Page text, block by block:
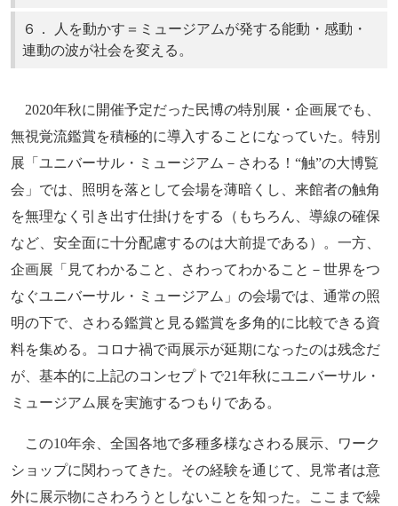
６． 人を動かす＝ミュージアムが発する能動・感動・
連動の波が社会を変える。
2020年秋に開催予定だった民博の特別展・企画展でも、
無視覚流鑑賞を積極的に導入することになっていた。特別
展「ユニバーサル・ミュージアム－さわる！“触”の大博覧
会」では、照明を落として会場を薄暗くし、来館者の触角
を無理なく引き出す仕掛けをする（もちろん、導線の確保
など、安全面に十分配慮するのは大前提である）。一方、
企画展「見てわかること、さわってわかること－世界をつ
なぐユニバーサル・ミュージアム」の会場では、通常の照
明の下で、さわる鑑賞と見る鑑賞を多角的に比較できる資
料を集める。コロナ禍で両展示が延期になったのは残念だ
が、基本的に上記のコンセプトで21年秋にユニバーサル・
ミュージアム展を実施するつもりである。
この10年余、全国各地で多種多様なさわる展示、ワーク
ショップに関わってきた。その経験を通じて、見常者は意
外に展示物にさわろうとしないことを知った。ここまで繰